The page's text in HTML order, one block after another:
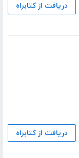
دریافت از کتابراه
دریافت از کتابراه